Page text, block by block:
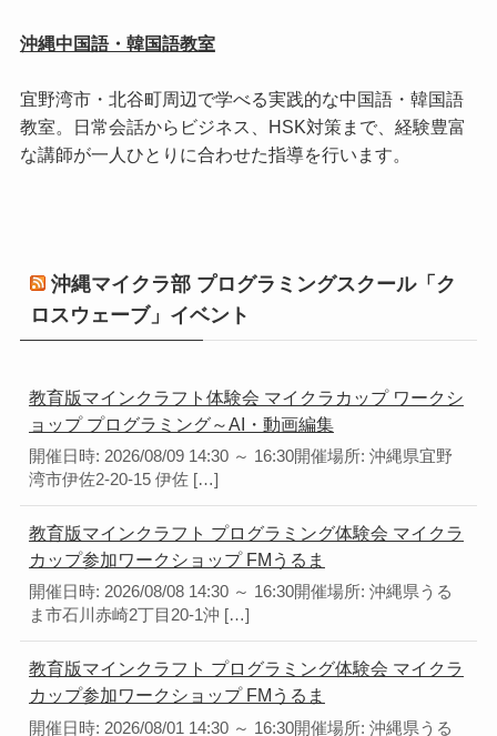
沖縄中国語・韓国語教室
宜野湾市・北谷町周辺で学べる実践的な中国語・韓国語
教室。日常会話からビジネス、HSK対策まで、経験豊富
な講師が一人ひとりに合わせた指導を行います。
沖縄マイクラ部 プログラミングスクール「ク
ロスウェーブ」イベント
教育版マインクラフト体験会 マイクラカップ ワークシ
ョップ プログラミング～AI・動画編集
開催日時: 2026/08/09 14:30 ～ 16:30開催場所: 沖縄県宜野
湾市伊佐2-20-15 伊佐 […]
教育版マインクラフト プログラミング体験会 マイクラ
カップ参加ワークショップ FMうるま
開催日時: 2026/08/08 14:30 ～ 16:30開催場所: 沖縄県うる
ま市石川赤崎2丁目20-1沖 […]
教育版マインクラフト プログラミング体験会 マイクラ
カップ参加ワークショップ FMうるま
開催日時: 2026/08/01 14:30 ～ 16:30開催場所: 沖縄県うる